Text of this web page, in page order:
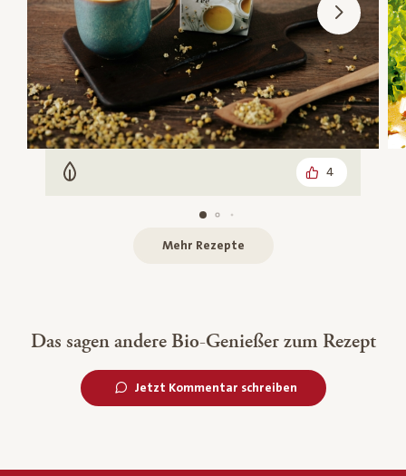
Vegetarisch 4
Mehr Rezepte
Das sagen andere Bio-Genießer zum Rezept
Jetzt Kommentar schreiben